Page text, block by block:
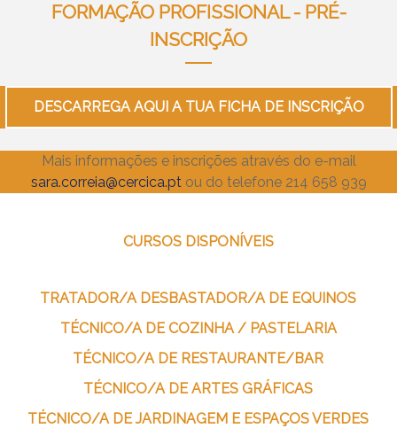
FORMAÇÃO PROFISSIONAL - PRÉ-
INSCRIÇÃO
DESCARREGA AQUI A TUA FICHA DE INSCRIÇÃO
Mais informações e inscrições através do e-mail
sara.correia@cercica.ptou do telefone 214 658 939
CURSOS DISPONÍVEIS
TRATADOR/A DESBASTADOR/A DE EQUINOS
TÉCNICO/A DE COZINHA / PASTELARIA
TÉCNICO/A DE RESTAURANTE/BAR
TÉCNICO/A DE ARTES GRÁFICAS
TÉCNICO/A DE JARDINAGEM E ESPAÇOS VERDES